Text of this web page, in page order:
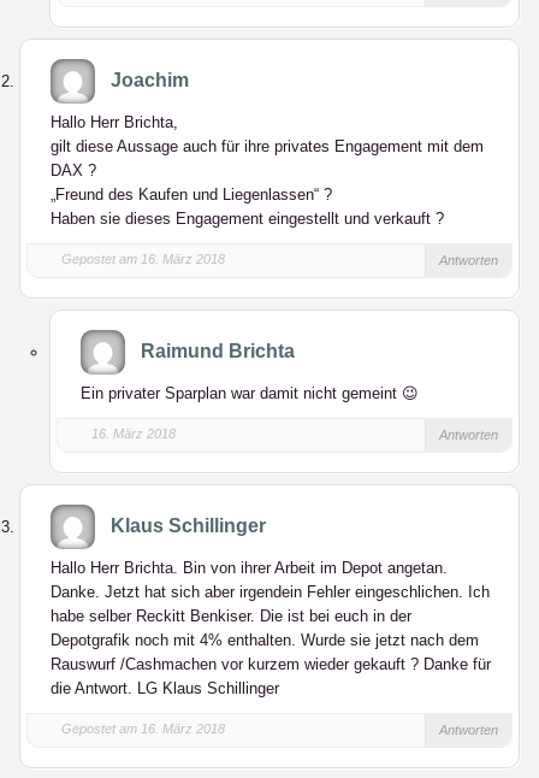
Joachim
Hallo Herr Brichta,
gilt diese Aussage auch für ihre privates Engagement mit dem
DAX ?
„Freund des Kaufen und Liegenlassen“ ?
Haben sie dieses Engagement eingestellt und verkauft ?
Gepostet am 16. März 2018 Antworten
Raimund Brichta
Ein privater Sparplan war damit nicht gemeint 😉
16. März 2018 Antworten
Klaus Schillinger
Hallo Herr Brichta. Bin von ihrer Arbeit im Depot angetan.
Danke. Jetzt hat sich aber irgendein Fehler eingeschlichen. Ich
habe selber Reckitt Benkiser. Die ist bei euch in der
Depotgrafik noch mit 4% enthalten. Wurde sie jetzt nach dem
Rauswurf /Cashmachen vor kurzem wieder gekauft ? Danke für
die Antwort. LG Klaus Schillinger
Gepostet am 16. März 2018 Antworten